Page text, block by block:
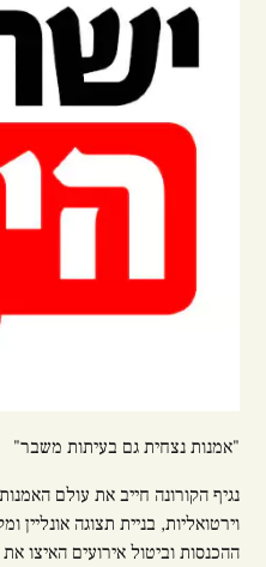
"אמנות נצחית גם בעיתות משבר"
נגיף הקורונה חייב את עולם
וירטואליות, בניית תצוגה אונליין
ההכנסות וביטול אירועים האיצו